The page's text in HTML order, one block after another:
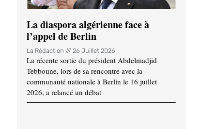
La diaspora algérienne face à
l’appel de Berlin
La Rédaction 26 Juillet 2026
La récente sortie du président Abdelmadjid
Tebboune, lors de sa rencontre avec la
communauté nationale à Berlin le 16 juillet
2026, a relancé un débat